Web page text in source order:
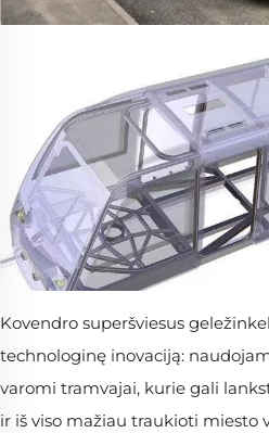
Kovendro superšviesus
technologinę inovaciją:
varomi tramvajai, kurie gali
ir iš viso mažiau traukioti miesto